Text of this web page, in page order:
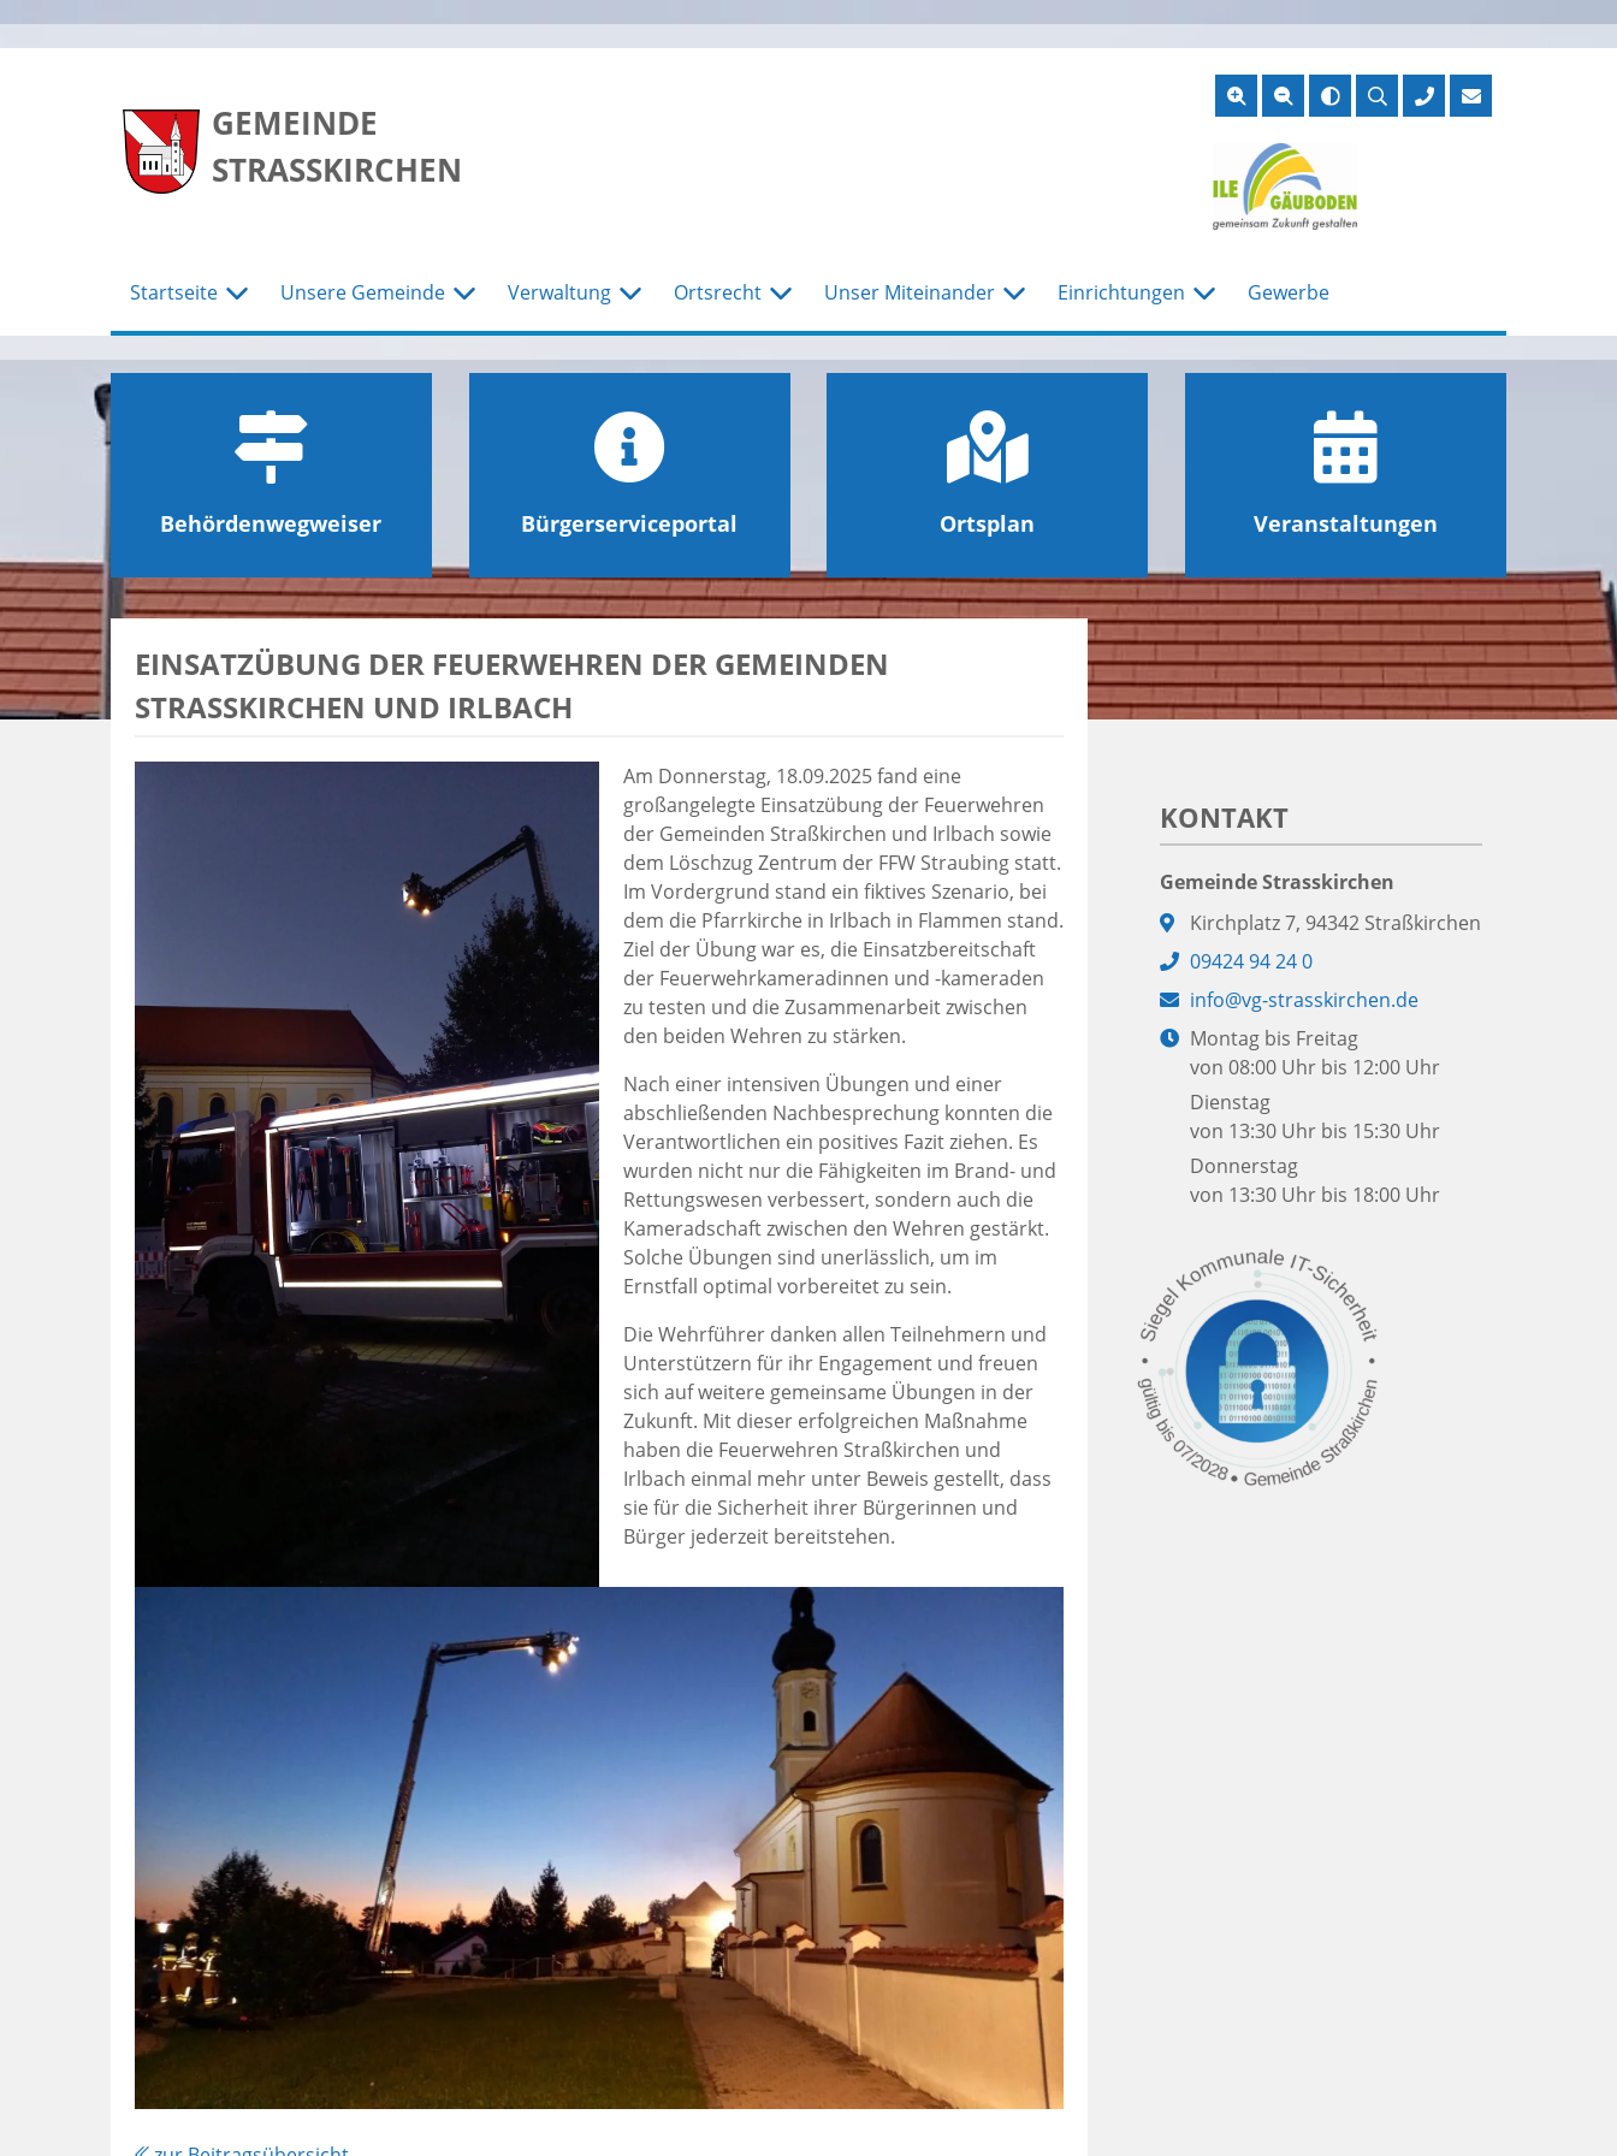
GEMEINDE
STRASSKIRCHEN
Suche
Startseite Unsere Gemeinde Verwaltung Ortsrecht Unser Miteinander Einrichtungen Gewerbe
Behördenwegweiser Bürgerserviceportal Ortsplan Veranstaltungen
EINSATZÜBUNG DER FEUERWEHREN DER GEMEINDEN
STRASSKIRCHEN UND IRLBACH
Am Donnerstag, 18.09.2025 fand eine
großangelegte Einsatzübung der Feuerwehren
der Gemeinden Straßkirchen und Irlbach sowie
dem Löschzug Zentrum der FFW Straubing statt.
Im Vordergrund stand ein fiktives Szenario, bei
dem die Pfarrkirche in Irlbach in Flammen stand.
Ziel der Übung war es, die Einsatzbereitschaft
der Feuerwehrkameradinnen und -kameraden
zu testen und die Zusammenarbeit zwischen
den beiden Wehren zu stärken.
Nach einer intensiven Übungen und einer
abschließenden Nachbesprechung konnten die
Verantwortlichen ein positives Fazit ziehen. Es
wurden nicht nur die Fähigkeiten im Brand- und
Rettungswesen verbessert, sondern auch die
Kameradschaft zwischen den Wehren gestärkt.
Solche Übungen sind unerlässlich, um im
Ernstfall optimal vorbereitet zu sein.
Die Wehrführer danken allen Teilnehmern und
Unterstützern für ihr Engagement und freuen
sich auf weitere gemeinsame Übungen in der
Zukunft. Mit dieser erfolgreichen Maßnahme
haben die Feuerwehren Straßkirchen und
Irlbach einmal mehr unter Beweis gestellt, dass
sie für die Sicherheit ihrer Bürgerinnen und
Bürger jederzeit bereitstehen.
KONTAKT
Gemeinde Strasskirchen
Adresse:
Kirchplatz 7, 94342 Straßkirchen
Telefon:
09424 94 24 0
E-
Mail:
info@vg-strasskirchen.de
Öffnungszeiten:
Montag bis Freitag
von 08:00 Uhr bis 12:00 Uhr
Dienstag
von 13:30 Uhr bis 15:30 Uhr
Donnerstag
von 13:30 Uhr bis 18:00 Uhr